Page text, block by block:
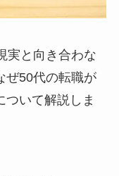
実と向き合わな
ぜ50代の転職が
ついて解説しま